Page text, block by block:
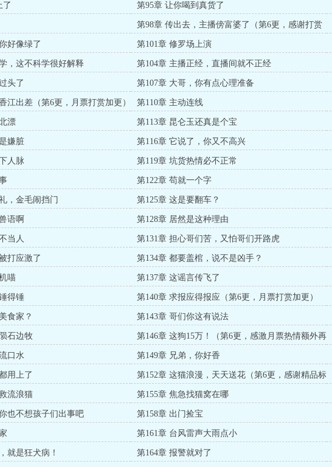
了 第95章 让你喝到真货了
第98章 传出去，主播傍富婆了（第6更，感谢打赏
月票加更）
好像绿了 第101章 修罗场上演
，这不科学很好解释 第104章 主播正经，直播间就不正经
头了 第107章 大哥，你有点心理准备
江出差（第6更，月票打赏加更） 第110章 主动连线
漂 第113章 昆仑玉还真是个宝
嫌脏 第116章 它说了，你又不高兴
人脉 第119章 坑货热情必不正常
第122章 苟就一个字
，金毛闹挡门 第125章 这是要翻车？
语啊 第128章 居然是这种理由
当人 第131章 担心哥们苦，又怕哥们开路虎
打应激了 第134章 都要盖棺，说不是凶手？
喵 第137章 这谣言传飞了
得锤 第140章 求报应得报应（第6更，月票打赏加更）
食家？ 第143章 哥们你这有说法
石边牧
第146章 这狗15万！（第6更，感激月票热情额外再
爆一更）
口水 第149章 兄弟，你好香
用上了
第152章 这猫浪漫，天天送花（第6更，感谢精品标
达成加更）
流浪猫 第155章 焦急找猫窝在哪
也不想孩子们出事吧 第158章 出门捡宝
第161章 台风雷声大雨点小
就是狂犬病！ 第164章 报警就对了